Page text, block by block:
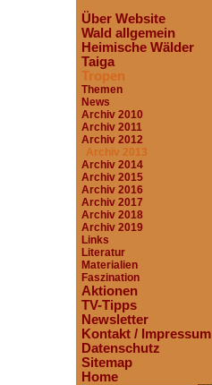
Über Website
Wald allgemein
Heimische Wälder
Taiga
Tropen
Themen
News
Archiv 2010
Archiv 2011
Archiv 2012
Archiv 2013
Archiv 2014
Archiv 2015
Archiv 2016
Archiv 2017
Archiv 2018
Archiv 2019
Links
Literatur
Materialien
Faszination
Aktionen
TV-Tipps
Newsletter
Kontakt / Impressum
Datenschutz
Sitemap
Home